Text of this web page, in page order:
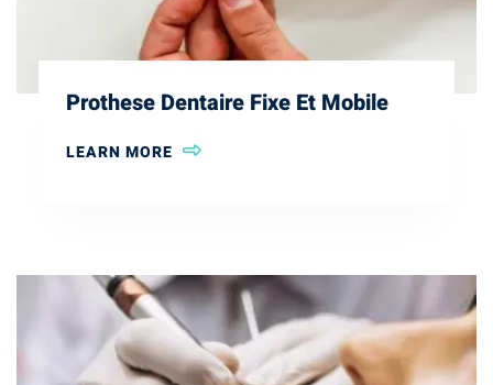
Prothese Dentaire Fixe Et Mobile
LEARN MORE